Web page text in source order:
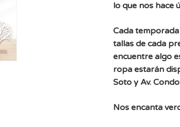
lo que nos hace
Cada
tallas de cada
encuentre algo
ropa estarán
Soto y Av.
Nos encanta